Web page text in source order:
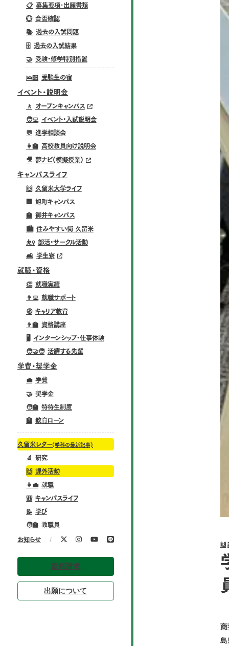
📋 募集要項･出願書類
💮 合否確認
📚 過去の入試問題
🗄️ 過去の入試結果
🤝 受験・修学特別措置
🛌🏻 受験生の宿
イベント・説明会
🚶 オープンキャンパス
🧑‍💻 イベント・入試説明会
💬 進学相談会
👩‍🏫 高校教員向け説明会
🎥 夢ナビ(模擬授業)
キャンパスライフ
🙌 久留米大学ライフ
旭町キャンパス
🏫 御井キャンパス
🏙️ 住みやすい街 久留米
⛹️‍♀️ 部活・サークル活動
🛋️ 学生寮
就職・資格
👏 就職実績
👨‍💻 就職サポート
🧭 キャリア教育
👨‍🏫 資格講座
🖥️ インターンシップ・仕事体験
🧑‍🤝‍🧑 活躍する先輩
学費・奨学金
💼 学費
🤝 奨学金
🧑‍🏫 特待生制度
🏦 教育ローン
久留米レター(学科の最新記事)
🔬 研究
🙌 課外活動
👩‍💼 就職
🎒 キャンパスライフ
📝 学び
🧑‍🏫 教職員
お知らせ /
資料請求
出願について
🙌